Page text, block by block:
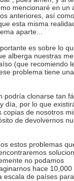
mencionaré en un
anteriores, así
esta misma
aparte...
es sobre lo
alberga nuestras
(que recomiendo
problema tiene
podría clonarse tan
día, por lo que
copias de nosotros
de devolvernos
estos problemas
no podamos
hace 10,000
escala de países para